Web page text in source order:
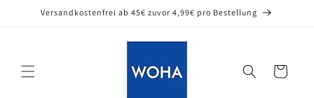
Versandkostenfrei ab 45€ zuvor 4,99€ pro Bestellung
Warenkorb